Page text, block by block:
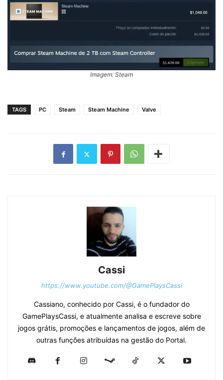
Imagem: Steam
TAGS PC Steam Steam Machine Valve
Cassi
https://www.youtube.com/@GamePlaysCassi
Cassiano, conhecido por Cassi, é o fundador do
GamePlaysCassi, e atualmente analisa e escreve sobre
jogos grátis, promoções e lançamentos de jogos, além de
outras funções atribuídas na gestão do Portal.